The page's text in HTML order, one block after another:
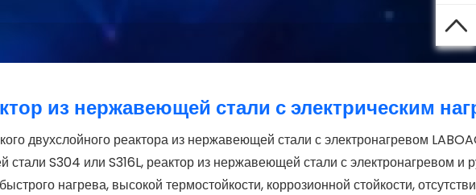
из нержавеющей стали с электрическим
двухслойного реактора из нержавеющей стали с электронагревом
стали S304 или S316L, реактор из нержавеющей стали с электронагревом и
нагрева, высокой термостойкости, коррозионной стойкости,
